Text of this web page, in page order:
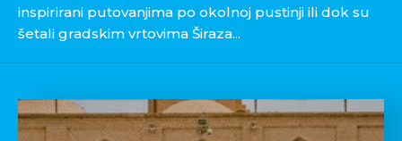
inspirirani putovanjima po okolnoj pustinji ili dok su
šetali gradskim vrtovima Širaza...